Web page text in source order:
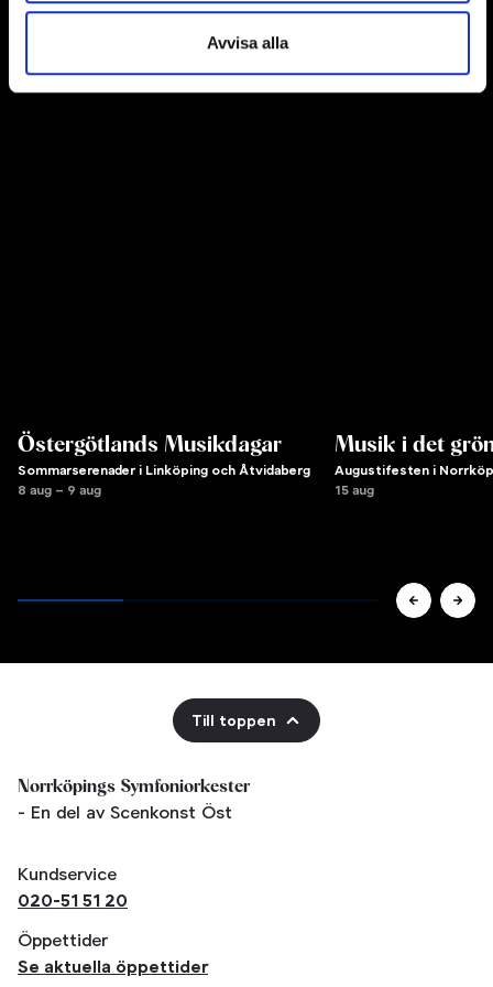
Avvisa alla
Mer med SON, Artister möter SON
Östergötlands Musikdagar
Sommarserenader i Linköping och Åtvidaberg
8 aug – 9 aug
Musik i det
Augustifesten i
15 aug
Till toppen
Norrköpings Symfoniorkester
- En del av Scenkonst Öst
Kundservice
020-51 51 20
Öppettider
Se aktuella öppettider